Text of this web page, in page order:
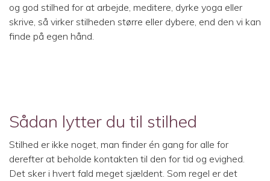
og god stilhed for at arbejde, meditere, dyrke yoga eller
skrive, så virker stilheden større eller dybere, end den vi kan
finde på egen hånd.
Sådan lytter du til stilhed
Stilhed er ikke noget, man finder én gang for alle for
derefter at beholde kontakten til den for tid og evighed.
Det sker i hvert fald meget sjældent. Som regel er det